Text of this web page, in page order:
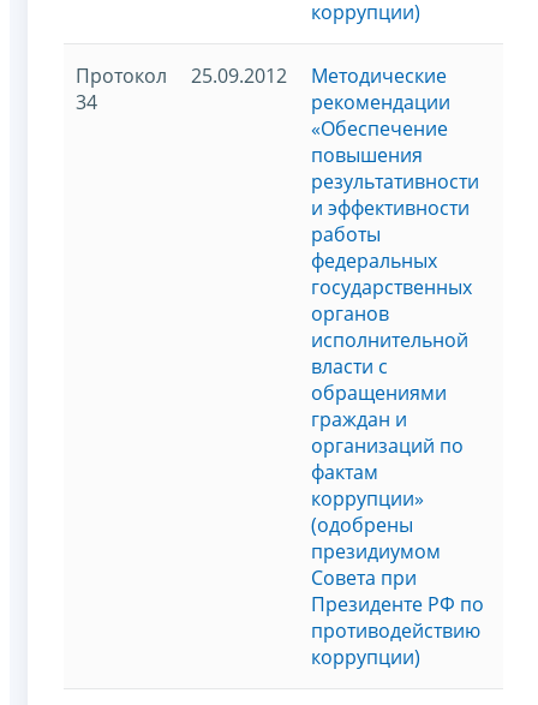
коррупции)
Протокол
34
25.09.2012
Методические
рекомендации
«Обеспечение
повышения
результативности
и эффективности
работы
федеральных
государственных
органов
исполнительной
власти с
обращениями
граждан и
организаций по
фактам
коррупции»
(одобрены
президиумом
Совета при
Президенте РФ по
противодействию
коррупции)